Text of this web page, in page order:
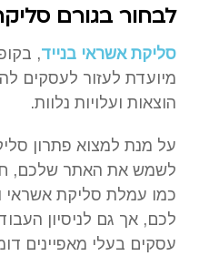
לבחור בגורם
סליקת אשראי בנייד,
מיועדת לעזור לעסקים
הוצאות ועלויות נלוות.
על מנת למצוא פתרון
לשמש את האתר שלכם,
כמו עמלת סליקת אשראי
לכם, אך גם לניסיון
עסקים בעלי מאפיינים